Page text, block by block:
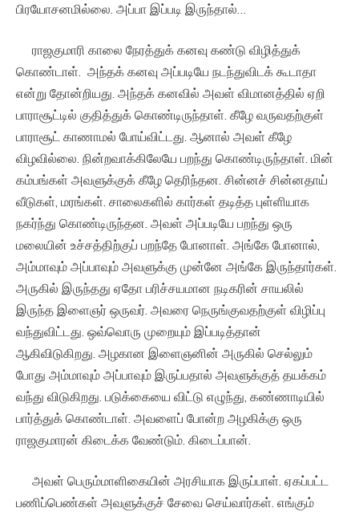
பிரயோசனமில்லை. அப்பா இப்படி இருந்தால்…
ராஜகுமாரி காலை நேரத்துக் கனவு கண்டு விழித்துக்
கொண்டாள். அந்தக் கனவு அப்படியே நடந்துவிடக் கூடாதா
என்று தோன்றியது. அந்தக் கனவில் அவள் விமானத்தில் ஏறி
பாராசூட்டில் குதித்துக் கொண்டிருந்தாள். கீழே வருவதற்குள்
பாராசூட் காணாமல் போய்விட்டது. ஆனால் அவள் கீழே
விழவில்லை. நின்றவாக்கிலேயே பறந்து கொண்டிருந்தாள். மின்
கம்பங்கள் அவளுக்குக் கீழே தெரிந்தன. சின்னச் சின்னதாய்
வீடுகள், மரங்கள். சாலைகளில் கார்கள் தடித்த புள்ளியாக
நகர்ந்து கொண்டிருந்தன. அவள் அப்படியே பறந்து ஒரு
மலையின் உச்சத்திற்குப் பறந்தே போனாள். அங்கே போனால்,
அம்மாவும் அப்பாவும் அவளுக்கு முன்னே அங்கே இருந்தார்கள்.
அருகில் இருந்தது ஏதோ பரிச்சயமான நடிகரின் சாயலில்
இருந்த இளைஞர் ஒருவர். அவரை நெருங்குவதற்குள் விழிப்பு
வந்துவிட்டது. ஒவ்வொரு முறையும் இப்படித்தான்
ஆகிவிடுகிறது. அழகான இளைஞனின் அருகில் செல்லும்
போது அம்மாவும் அப்பாவும் இருப்பதால் அவளுக்குத் தயக்கம்
வந்து விடுகிறது. படுக்கையை விட்டு எழுந்து, கண்ணாடியில்
பார்த்துக் கொண்டாள். அவளைப் போன்ற அழகிக்கு ஒரு
ராஜகுமாரன் கிடைக்க வேண்டும். கிடைப்பான்.
அவள் பெரும்மாளிகையின் அரசியாக இருப்பாள். ஏகப்பட்ட
பணிப்பெண்கள் அவளுக்குச் சேவை செய்வார்கள். எங்கும்